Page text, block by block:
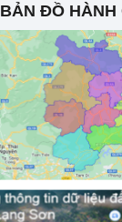
BẢN ĐỒ HÀNH